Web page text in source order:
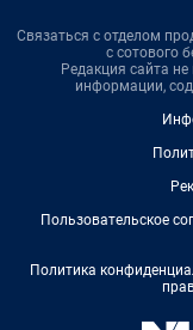
Связаться с отделом
с сотового
Редакция сайта не
информации,
Пользовательское
Политика